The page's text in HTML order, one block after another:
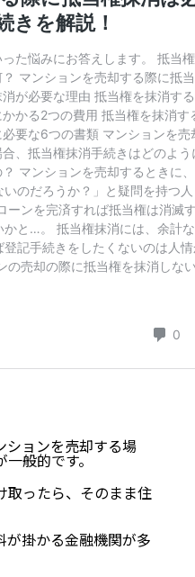
ションを売却する場
般的です。
取ったら、そのまま住
が掛かる金融機関が多